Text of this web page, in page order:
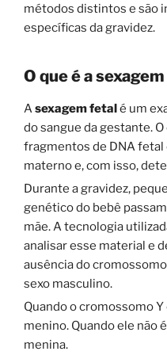
métodos distintos e são
específicas da gravidez.
O que é a
Asexagem fetalé um
do sangue da gestante.
fragmentos de DNA fetal
materno e, com isso,
Durante a gravidez,
genético do bebê
mãe. A tecnologia
analisar esse material e
ausência do
sexo masculino.
Quando o cromossomo
menino. Quando ele não
menina.